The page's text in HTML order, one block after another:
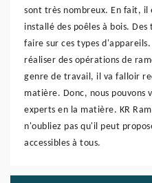
sont très nombreux. En fait, il
installé des poêles à bois.
faire sur ces types
réaliser des opérations de
genre de travail, il va falloir
matière. Donc, nous pouvons
experts en la matière. KR
n'oubliez pas qu'il peut
accessibles à tous.